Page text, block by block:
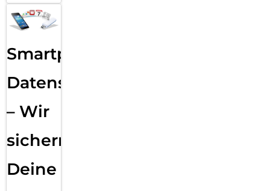
Smartphone
Datensicherung
– Wir
sichern
Deine